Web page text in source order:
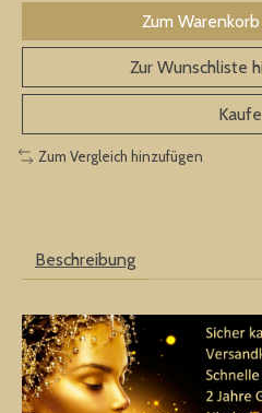
Zum
Zur Wunschliste
Zum Vergleich hinzufügen
Beschreibung